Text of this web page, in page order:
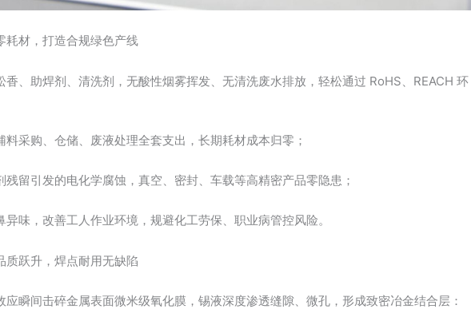
耗材，打造合规绿色产线
香、助焊剂、清洗剂，无酸性烟雾挥发、无清洗废水排放，轻松通过 RoHS、REACH 环
料采购、仓储、废液处理全套支出，长期耗材成本归零；
残留引发的电化学腐蚀，真空、密封、车载等高精密产品零隐患；
异味，改善工人作业环境，规避化工劳保、职业病管控风险。
质跃升，焊点耐用无缺陷
应瞬间击碎金属表面微米级氧化膜，锡液深度渗透缝隙、微孔，形成致密冶金结合层：